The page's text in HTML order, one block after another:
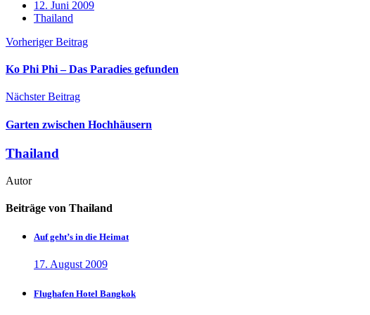
12. Juni 2009
Thailand
Vorheriger Beitrag
Ko Phi Phi – Das Paradies gefunden
Nächster Beitrag
Garten zwischen Hochhäusern
Thailand
Autor
Beiträge von Thailand
Auf geht’s in die Heimat
17. August 2009
Flughafen Hotel Bangkok